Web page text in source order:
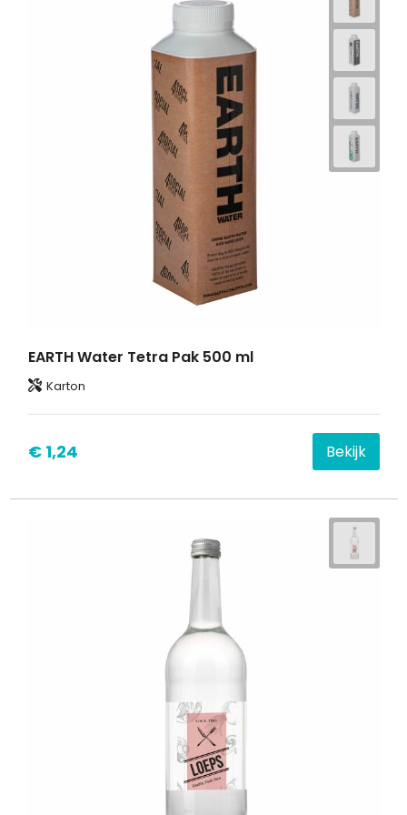
EARTH Water Tetra Pak 500 ml
Karton
€ 1,24 Bekijk